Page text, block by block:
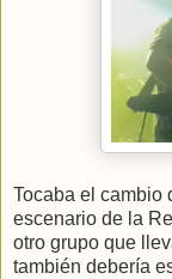
Tocaba el cambio
escenario de la
otro grupo que
también debería